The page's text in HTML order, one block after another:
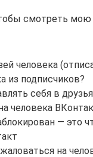
смотреть мою
человека
из подписчиков?
себя в
человека
— это
на